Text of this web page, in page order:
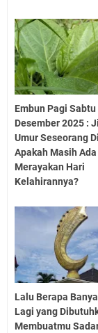
Embun Pagi Sabtu
Desember 2025 :
Umur Seseorang
Apakah Masih
Merayakan Hari
Kelahirannya?
Lalu Berapa
Lagi yang
Membuatmu